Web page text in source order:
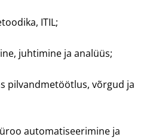
ITIL;
juhtimine ja analüüs;
pilvandmetöötlus, võrgud ja
automatiseerimine ja